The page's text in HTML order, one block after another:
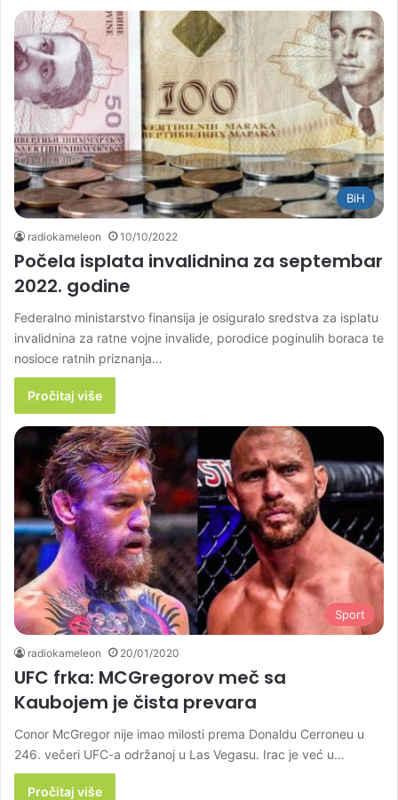
BiH
radiokameleon 10/10/2022
Počela isplata invalidnina za septembar
2022. godine
Federalno ministarstvo finansija je osiguralo sredstva za isplatu
invalidnina za ratne vojne invalide, porodice poginulih boraca te
nosioce ratnih priznanja…
Pročitaj više
Sport
radiokameleon 20/01/2020
UFC frka: MCGregorov meč sa
Kaubojem je čista prevara
Conor McGregor nije imao milosti prema Donaldu Cerroneu u
246. večeri UFC-a održanoj u Las Vegasu. Irac je već u…
Pročitaj više